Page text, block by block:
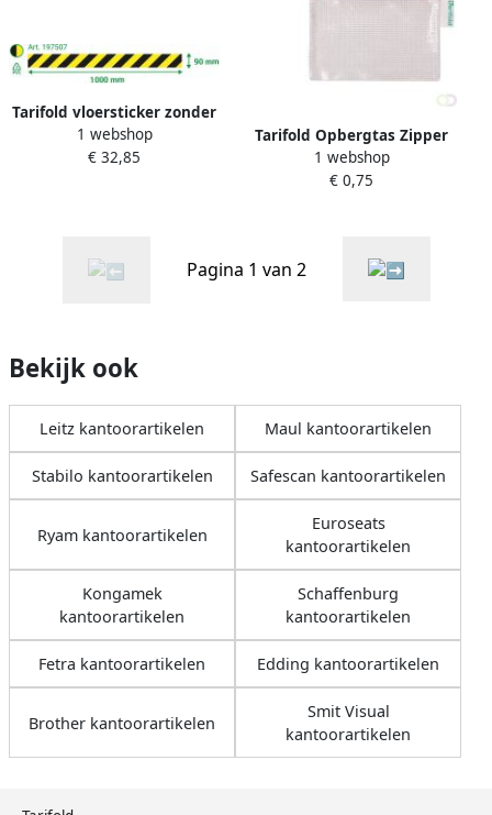
Tarifold vloersticker zonder
tekst ft 90 x 1000 mm geel
zwart
1 webshop
€ 32,85
Tarifold Opbergtas Zipper
met rits 160x110mm PVC
rood
1 webshop
€ 0,75
Pagina 1 van 2
Bekijk ook
Leitz kantoorartikelen Maul kantoorartikelen
Stabilo kantoorartikelen Safescan kantoorartikelen
Ryam kantoorartikelen
Euroseats
kantoorartikelen
Kongamek
kantoorartikelen
Schaffenburg
kantoorartikelen
Fetra kantoorartikelen Edding kantoorartikelen
Brother kantoorartikelen
Smit Visual
kantoorartikelen